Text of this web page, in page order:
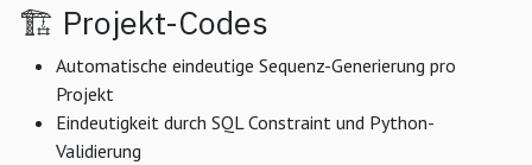
🏗️ Projekt-Codes
Automatische eindeutige Sequenz-Generierung pro
Projekt
Eindeutigkeit durch SQL Constraint und Python-
Validierung